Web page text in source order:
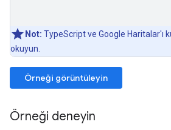
Not: TypeScript ve Google Haritalar'ı
okuyun.
Örneği görüntüleyin
Örneği deneyin